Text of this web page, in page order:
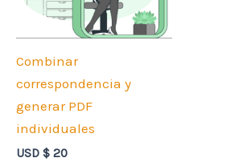
Combinar
correspondencia y
generar PDF
individuales
USD $ 20